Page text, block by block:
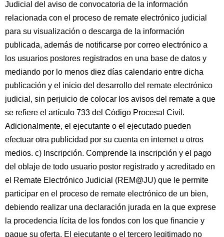
Judicial del aviso de convocatoria de la información
relacionada con el proceso de remate electrónico judicial
para su visualización o descarga de la información
publicada, además de notificarse por correo electrónico a
los usuarios postores registrados en una base de datos y
mediando por lo menos diez días calendario entre dicha
publicación y el inicio del desarrollo del remate electrónico
judicial, sin perjuicio de colocar los avisos del remate a que
se refiere el artículo 733 del Código Procesal Civil.
Adicionalmente, el ejecutante o el ejecutado pueden
efectuar otra publicidad por su cuenta en internet u otros
medios. c) Inscripción. Comprende la inscripción y el pago
del oblaje de todo usuario postor registrado y acreditado en
el Remate Electrónico Judicial (REM@JU) que le permite
participar en el proceso de remate electrónico de un bien,
debiendo realizar una declaración jurada en la que exprese
la procedencia lícita de los fondos con los que financie y
pague su oferta. El ejecutante o el tercero legitimado no